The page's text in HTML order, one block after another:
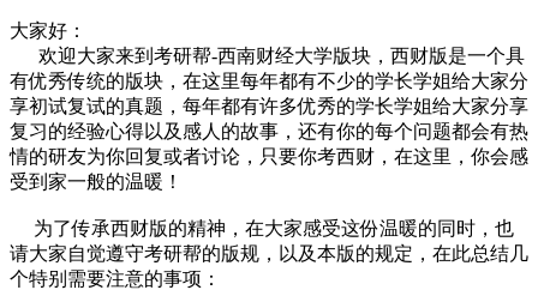
大家好：
欢迎大家来到考研帮-西南财经大学版块，西财版是一个具
有优秀传统的版块，在这里每年都有不少的学长学姐给大家分
享初试复试的真题，每年都有许多优秀的学长学姐给大家分享
复习的经验心得以及感人的故事，还有你的每个问题都会有热
情的研友为你回复或者讨论，只要你考西财，在这里，你会感
受到家一般的温暖！
为了传承西财版的精神，在大家感受这份温暖的同时，也
请大家自觉遵守考研帮的版规，以及本版的规定，在此总结几
个特别需要注意的事项：